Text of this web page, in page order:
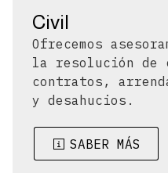
Civil
Ofrecemos
la resolución de
contratos,
y desahucios.
SABER MÁS